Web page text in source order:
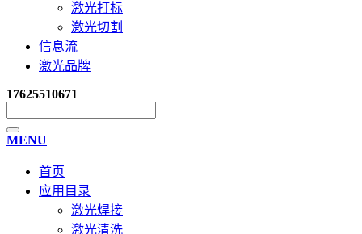
激光打标
激光切割
信息流
激光品牌
17625510671
MENU
首页
应用目录
激光焊接
激光清洗